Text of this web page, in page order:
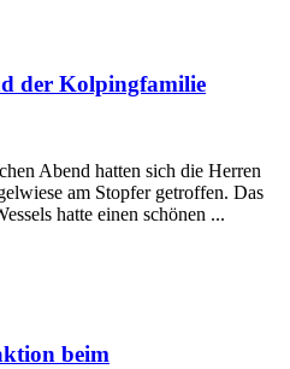
der Kolpingfamilie
Abend hatten sich die Herren
am Stopfer getroffen. Das
hatte einen schönen ...
beim